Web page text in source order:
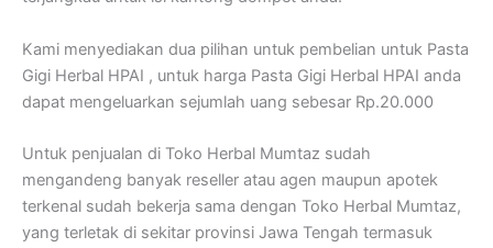
Kami menyediakan dua pilihan untuk pembelian untuk Pasta
Gigi Herbal HPAI , untuk harga Pasta Gigi Herbal HPAI anda
dapat mengeluarkan sejumlah uang sebesar Rp.20.000
Untuk penjualan di Toko Herbal Mumtaz sudah
mengandeng banyak reseller atau agen maupun apotek
terkenal sudah bekerja sama dengan Toko Herbal Mumtaz,
yang terletak di sekitar provinsi Jawa Tengah termasuk